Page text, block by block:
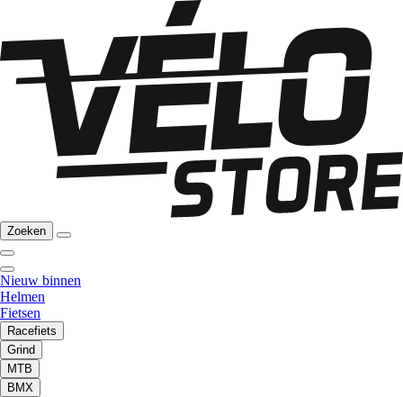
Zoeken
Nieuw binnen
Helmen
Fietsen
Racefiets
Grind
MTB
BMX